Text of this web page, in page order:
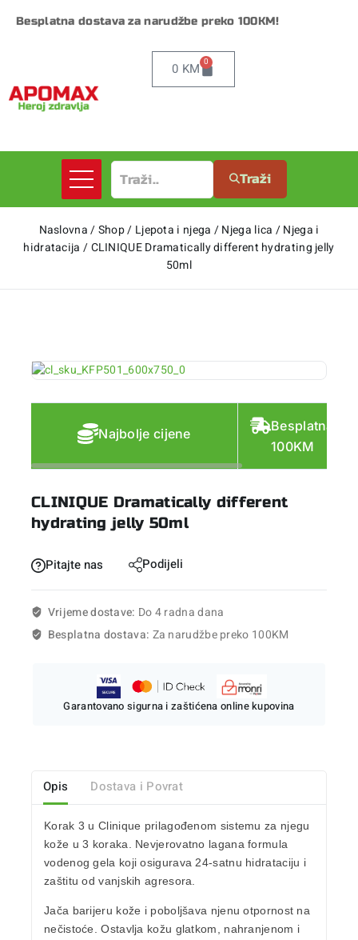
Besplatna dostava za narudžbe preko 100KM!
0 KM 0
Traži
Naslovna /Shop/ Ljepota i njega /Njega lica /Njega i
hidratacija /CLINIQUE Dramatically different hydrating jelly
50ml
Najbolje cijene
Besplatna
100KM
CLINIQUE Dramatically different
hydrating jelly 50ml
Pitajte nas Podijeli
Vrijeme dostave: Do 4 radna dana
Besplatna dostava: Za narudžbe preko 100KM
Garantovano sigurna i zaštićena online kupovina
Opis Dostava i Povrat
Korak 3 u Clinique prilagođenom sistemu za njegu
kože u 3 koraka. Nevjerovatno lagana formula
vodenog gela koji osigurava 24-satnu hidrataciju i
zaštitu od vanjskih agresora.
Jača barijeru kože i poboljšava njenu otpornost na
nečistoće. Ostavlja kožu glatkom, nahranjenom i